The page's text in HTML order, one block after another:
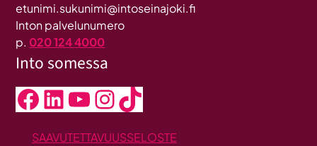
etunimi.sukunimi@intoseinajoki.fi
Inton palvelunumero
p. 020 124 4000
Into somessa
Facebook LinkedIn YouTube InstagramTikTok
SAAVUTETTAVUUSSELOSTE